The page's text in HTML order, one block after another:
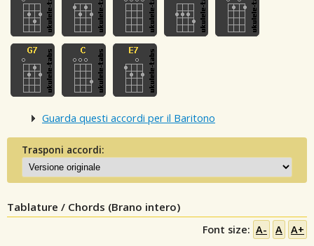
Guarda questi accordi per il Baritono
Trasponi accordi:
Tablature / Chords (Brano intero)
Font size: A- A A+